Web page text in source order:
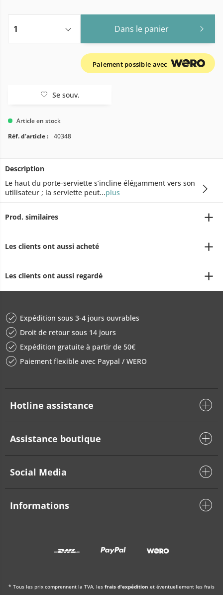
Dans le panier
Paiement possible avec
Se souv.
Article en stock
Réf. d'article :
40348
Description
Le haut du porte-serviette s’incline élégamment vers son
utilisateur ; la serviette peut...plus
Prod. similaires
Les clients ont aussi acheté
Les clients ont aussi regardé
Expédition sous 3-4 jours ouvrables
Droit de retour sous 14 jours
Expédition gratuite à partir de 50€
Paiement flexible avec Paypal / WERO
Hotline assistance
Assistance boutique
Social Media
Informations
* Tous les prix comprennent la TVA, les frais d'expédition et éventuellement les frais